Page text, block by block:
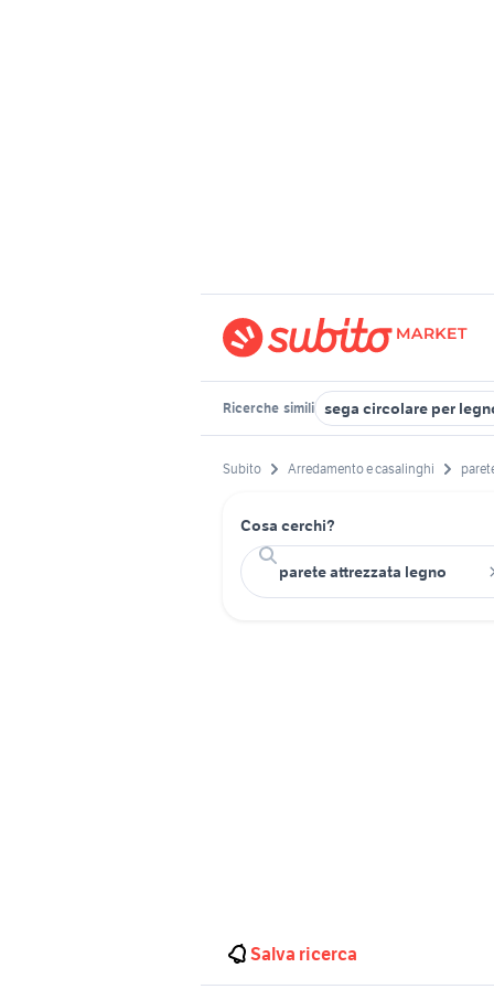
Ricerche simili sega circolare per
Subito Arredamento e casalinghi
Cosa cerchi?
Salva ricerca